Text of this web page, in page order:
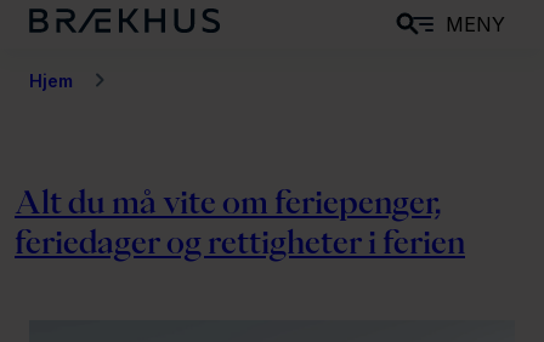
MENY
Hjem
Alt du må vite om feriepenger,
feriedager og rettigheter i ferien